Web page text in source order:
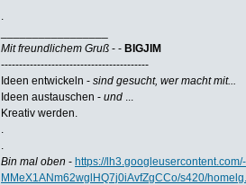
.
Mit freundlichem Gruß - - BIGJIM
-----------------------------------------
Ideen entwickeln - sind gesucht, wer macht mit...
Ideen austauschen - und ...
Kreativ werden.
.
.
Bin mal oben - https://
MMeX1ANm62wglHQ7j0iAvfZgCCo/s420/